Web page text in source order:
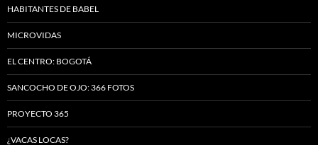
HABITANTES DE BABEL
MICROVIDAS
EL CENTRO: BOGOTÁ
SANCOCHO DE OJO: 366 FOTOS
PROYECTO 365
¿VACAS LOCAS?